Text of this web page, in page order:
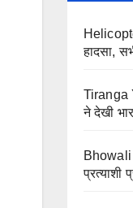
हादसा,
Tiranga
ने देखी
प्रत्याशी